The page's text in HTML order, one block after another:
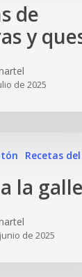
de
y
de 2025
Recetas
la
de 2025